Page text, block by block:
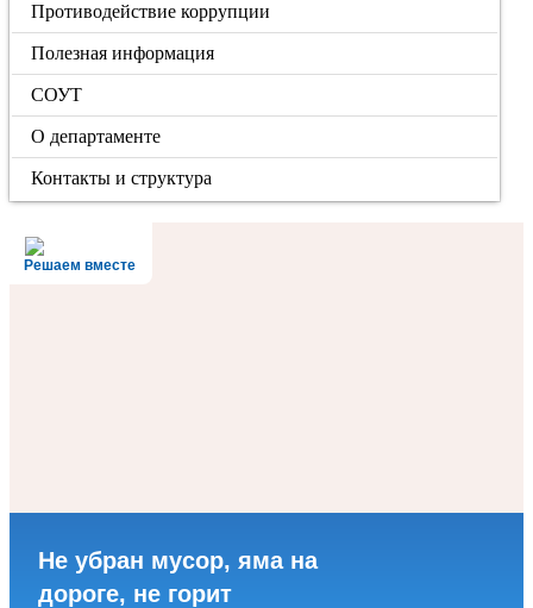
Противодействие коррупции
Полезная информация
СОУТ
О департаменте
Контакты и структура
Решаем вместе
Не убран мусор, яма на
дороге, не горит